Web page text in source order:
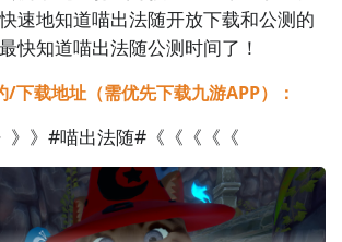
速地知道喵出法随开放下载和公测的
快知道喵出法随公测时间了！
下载地址（需优先下载九游APP）：
》》#喵出法随#《《《《《